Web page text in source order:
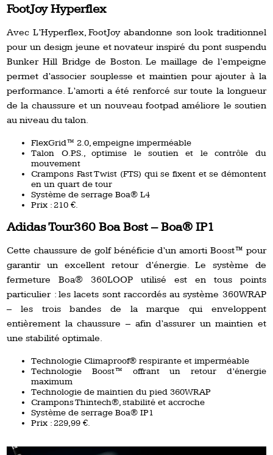
FootJoy Hyperflex
Avec L’Hyperflex, FootJoy abandonne son look traditionnel
pour un design jeune et novateur inspiré du pont suspendu
Bunker Hill Bridge de Boston. Le maillage de l’empeigne
permet d’associer souplesse et maintien pour ajouter à la
performance. L’amorti a été renforcé sur toute la longueur
de la chaussure et un nouveau footpad améliore le soutien
au niveau du talon.
FlexGrid™ 2.0, empeigne imperméable
Talon O.P.S., optimise le soutien et le contrôle du
mouvement
Crampons Fast Twist (FTS) qui se fixent et se démontent
en un quart de tour
Système de serrage Boa® L4
Prix : 210 €.
Adidas Tour360 Boa Bost – Boa® IP1
Cette chaussure de golf bénéficie d’un amorti Boost™ pour
garantir un excellent retour d’énergie. Le système de
fermeture Boa® 360LOOP utilisé est en tous points
particulier : les lacets sont raccordés au système 360WRAP
– les trois bandes de la marque qui enveloppent
entièrement la chaussure – afin d’assurer un maintien et
une stabilité optimale.
Technologie Climaproof® respirante et imperméable
Technologie Boost™ offrant un retour d’énergie
maximum
Technologie de maintien du pied 360WRAP
Crampons Thintech®, stabilité et accroche
Système de serrage Boa® IP1
Prix : 229,99 €.